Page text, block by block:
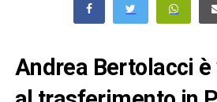
Andrea Bertolacci